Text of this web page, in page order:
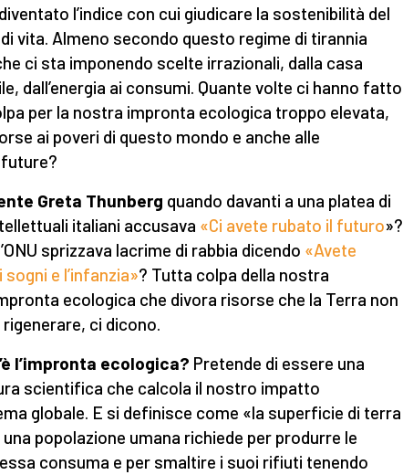
l’indice con cui giudicare la sostenibilità del
vita. Almeno secondo questo regime di tirannia
ci sta imponendo scelte irrazionali, dalla casa
dall’energia ai consumi. Quante volte ci hanno fatto
per la nostra impronta ecologica troppo elevata,
ai poveri di questo mondo e anche alle
Greta Thunberg quando davanti a una platea di
italiani accusava «Ci avete rubato il futuro»?
sprizzava lacrime di rabbia dicendo «Avete
e l’infanzia»? Tutta colpa della nostra
ecologica che divora risorse che la Terra non
rigenerare, ci dicono.
l’impronta ecologica? Pretende di essere una
scientifica che calcola il nostro impatto
globale. E si definisce come «la superficie di terra
una popolazione umana richiede per produrre le
consuma e per smaltire i suoi rifiuti tenendo